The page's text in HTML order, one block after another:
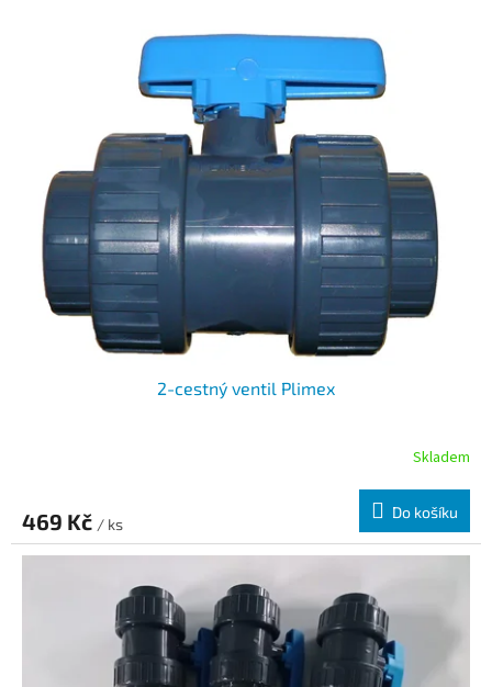
2-cestný ventil Plimex
Skladem
469 Kč / ks
Do košíku